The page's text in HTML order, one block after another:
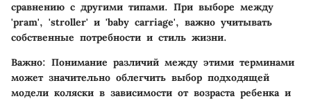
сравнению с другими типами. При выборе между
'pram', 'stroller' и 'baby carriage', важно учитывать
собственные потребности и стиль жизни.
Важно: Понимание различий между этими терминами
может значительно облегчить выбор подходящей
модели коляски в зависимости от возраста ребенка и